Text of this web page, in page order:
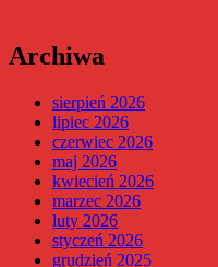
Archiwa
sierpień 2026
lipiec 2026
czerwiec 2026
maj 2026
kwiecień 2026
marzec 2026
luty 2026
styczeń 2026
grudzień 2025